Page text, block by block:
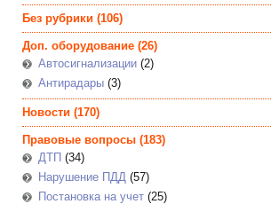
Без рубрики (106)
Доп. оборудование (26)
Автосигнализации (2)
Антирадары (3)
Новости (170)
Правовые вопросы (183)
ДТП (34)
Нарушение ПДД (57)
Постановка на учет (25)